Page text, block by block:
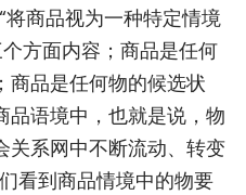
商品视为一种特定情境
个方面内容；商品是任何
商品是任何物的候选状
品语境中，也就是说，物
关系网中不断流动、转变
看到商品情境中的物要